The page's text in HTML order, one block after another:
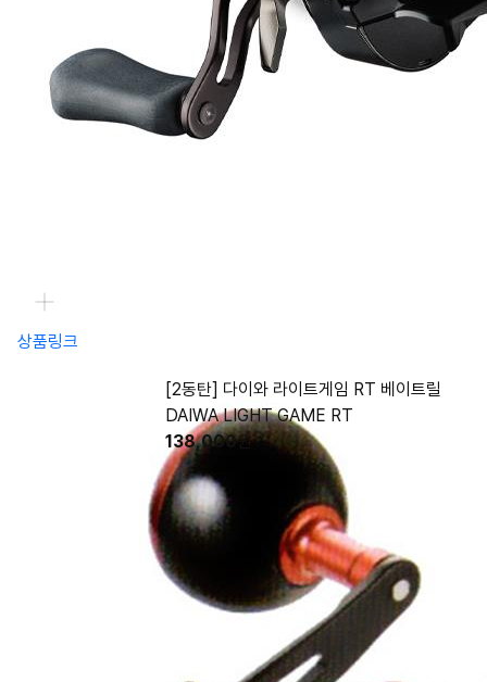
상품링크
[2동탄] 다이와 라이트게임 RT 베이트릴
DAIWA LIGHT GAME RT
138,000원